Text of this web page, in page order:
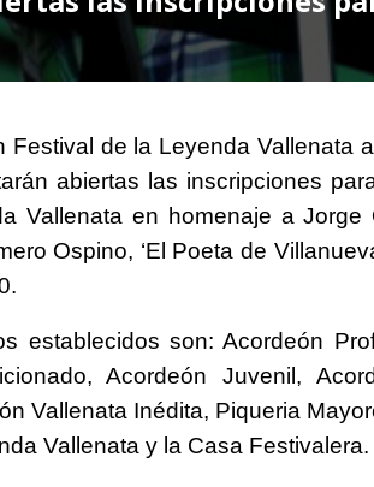
Festival de la Leyenda Vallenata
abiertas las inscripciones
Vallenata en homenaje a Jorge
Ospino, ‘El Poeta de
establecidos son: Acordeón
Acordeón Juvenil,
Vallenata Inédita, Piqueria
Vallenata y la Casa Festivalera.